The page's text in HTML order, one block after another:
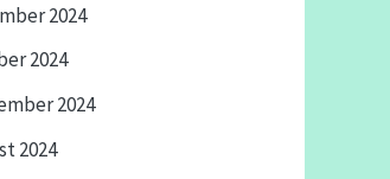
2024
2024
2024
2024